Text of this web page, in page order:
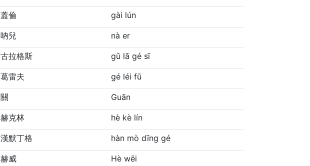
蓋倫 gài lún
吶兒 nà er
古拉格斯 gǔ lā gé sī
葛雷夫 gé léi fū
關 Guān
赫克林 hè kè lín
漢默丁格 hàn mò dīng gé
赫威 Hè wēi